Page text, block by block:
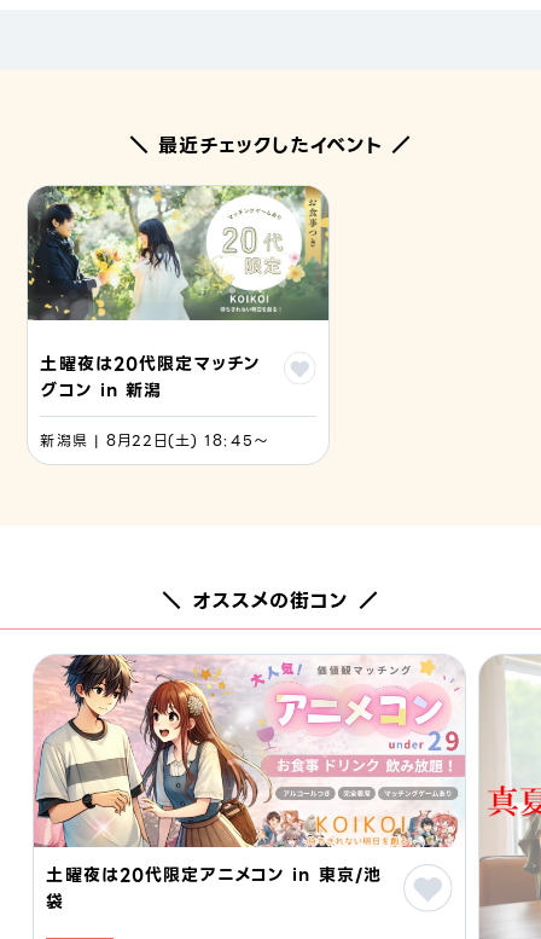
＼ 最近チェックしたイベント ／
土曜夜は20代限定マッチン
グコン in 新潟
新潟県 | 8月22日(土) 18:45〜
＼ オススメの街コン ／
土曜夜は20代限定アニメコン in 東京/池
袋